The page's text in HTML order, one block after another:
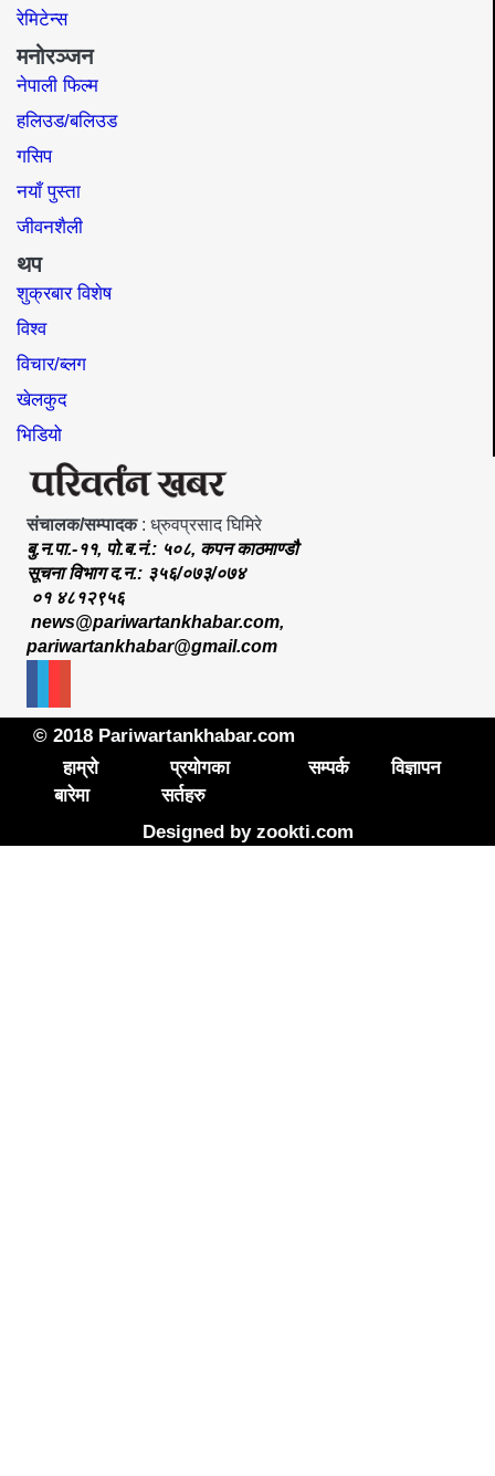
रेमिटेन्स
मनोरञ्जन
नेपाली फिल्म
हलिउड/बलिउड
गसिप
नयाँ पुस्ता
जीवनशैली
थप
शुक्रबार विशेष
विश्व
विचार/ब्लग
खेलकुद
भिडियो
संचालक/सम्पादक: ध्रुवप्रसाद घिमिरे
बु.न.पा.-११, पो.ब.नं.: ५०८, कपन काठमाण्डौ
सूचना विभाग द.न.: ३५६/०७३/०७४
०१ ४८१२९५६
news@pariwartankhabar.com,
pariwartankhabar@gmail.com
© 2018 Pariwartankhabar.com
हाम्रो
बारेमा
प्रयोगका
सर्तहरु
सम्पर्क विज्ञापन
Designed by zookti.com